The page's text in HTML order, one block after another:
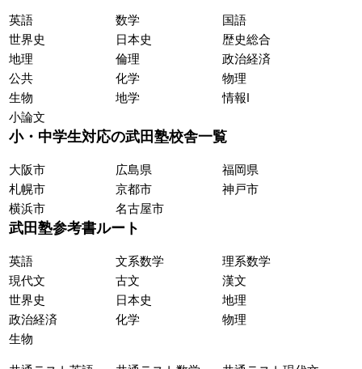
英語 数学
国語
世界史
日本史
歴史総合
地理
倫理
政治経済
公共
化学
物理
生物
地学
情報Ⅰ
小論文
小・中学生対応の武田塾校舎一覧
大阪市 広島県
福岡県
札幌市
京都市
神戸市
横浜市
名古屋市
武田塾参考書ルート
英語 文系数学
理系数学
現代文
古文
漢文
世界史
日本史
地理
政治経済
化学
物理
生物